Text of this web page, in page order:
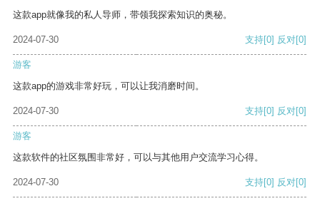
这款app就像我的私人导师，带领我探索知识的奥秘。
2024-07-30 支持[0] 反对[0]
游客
这款app的游戏非常好玩，可以让我消磨时间。
2024-07-30 支持[0] 反对[0]
游客
这款软件的社区氛围非常好，可以与其他用户交流学习心得。
2024-07-30 支持[0] 反对[0]